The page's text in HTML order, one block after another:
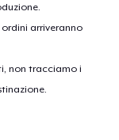
arriveranno
non tracciamo i